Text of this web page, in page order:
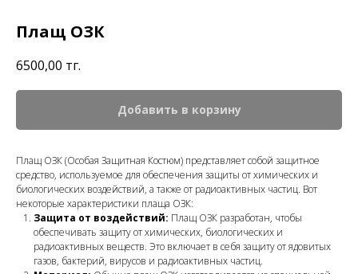
Плащ ОЗК
6500,00 тг.
Добавить в корзину
Плащ ОЗК (Особая Защитная Костюм) представляет собой защитное
средство, используемое для обеспечения защиты от химических и
биологических воздействий, а также от радиоактивных частиц. Вот
некоторые характеристики плаща ОЗК:
Защита от воздействий: Плащ ОЗК разработан, чтобы
обеспечивать защиту от химических, биологических и
радиоактивных веществ. Это включает в себя защиту от ядовитых
газов, бактерий, вирусов и радиоактивных частиц.